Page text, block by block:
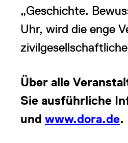
„Geschichte.
Uhr, wird die enge
Über alle
Sie ausführliche
und www.dora.de.